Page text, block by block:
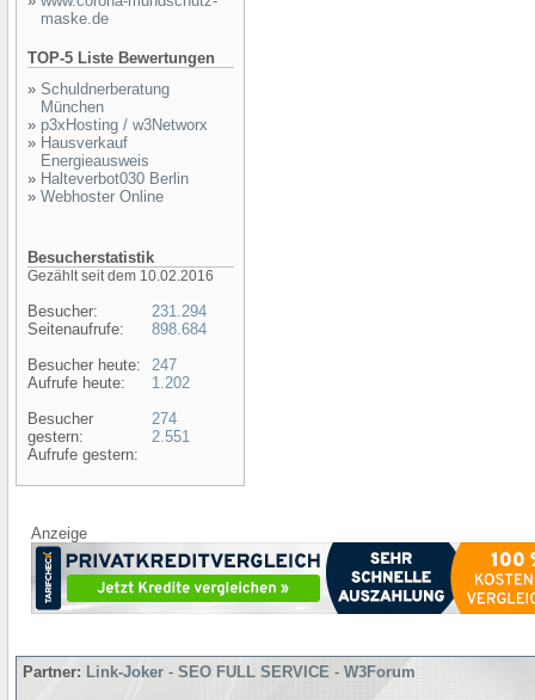
maske.de
TOP-5 Liste Bewertungen
» Schuldnerberatung
München
» p3xHosting / w3Networx
» Hausverkauf
Energieausweis
» Halteverbot030 Berlin
» Webhoster Online
Besucherstatistik
Gezählt seit dem 10.02.2016
Besucher:
Seitenaufrufe:
Besucher heute:
Aufrufe heute:
Besucher
gestern:
Aufrufe gestern:
231.294
898.684
247
1.202
274
2.551
Anzeige
Partner: Link-Joker - SEO FULL SERVICE - W3Forum